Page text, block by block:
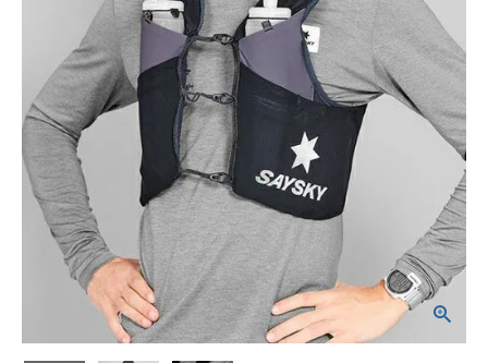
ブランドから選ぶ
SALE品はこちら
INFORMATIOM
ご利用ガイド
お問い合わせ
メルマガ登録
特定商取引法
プライバシーポリシー